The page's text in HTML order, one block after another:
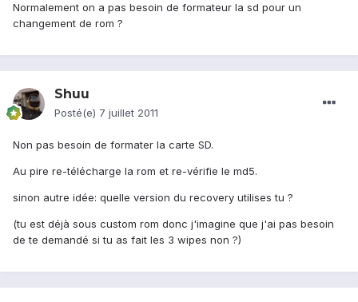
Normalement on a pas besoin de formateur la sd pour un
changement de rom ?
Shuu
Posté(e) 7 juillet 2011
Non pas besoin de formater la carte SD.
Au pire re-télécharge la rom et re-vérifie le md5.
sinon autre idée: quelle version du recovery utilises tu ?
(tu est déjà sous custom rom donc j'imagine que j'ai pas besoin
de te demandé si tu as fait les 3 wipes non ?)